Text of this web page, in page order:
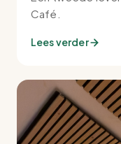
Café.
Lees verder